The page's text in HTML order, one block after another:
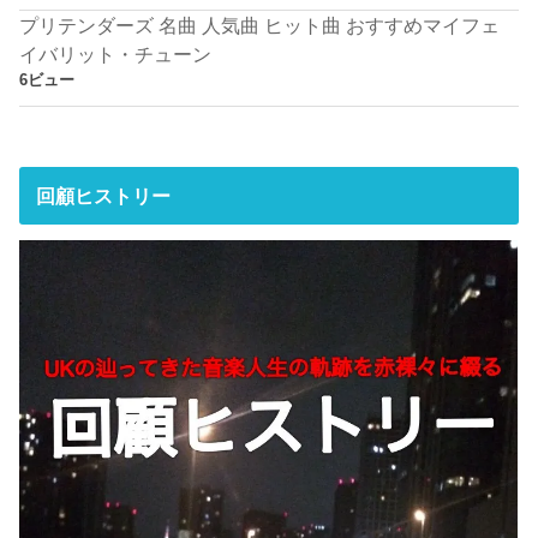
プリテンダーズ 名曲 人気曲 ヒット曲 おすすめマイフェ
イバリット・チューン
6ビュー
回顧ヒストリー